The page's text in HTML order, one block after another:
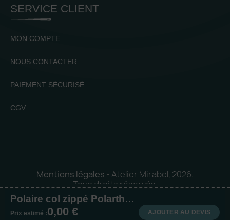
Polaire col zippé Polartherm™
Prix estimé :0,00 € AJOUTER AU DEVIS
SERVICE CLIENT
MON COMPTE
NOUS CONTACTER
PAIEMENT SÉCURISÉ
CGV
Mentions légales - Atelier Mirabel, 2026.
Tous droits réservés.
Mise en orbite 🪐 byLogia |
Agence web et communication